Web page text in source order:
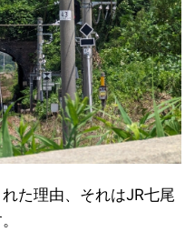
た理由、それはJR七尾